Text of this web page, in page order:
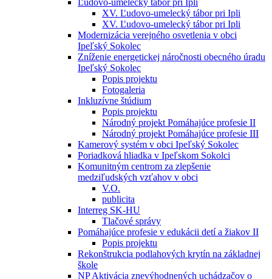
Ľudovo-umelecký tábor pri Ipli
XV. Ľudovo-umelecký tábor pri Ipli
XV. Ľudovo-umelecký tábor pri Ipli
Modernizácia verejného osvetlenia v obci
Ipeľský Sokolec
Zníženie energetickej náročnosti obecného úradu
Ipeľský Sokolec
Popis projektu
Fotogaleria
Inkluzívne štúdium
Popis projektu
Národný projekt Pomáhajúce profesie II
Národný projekt Pomáhajúce profesie III
Kamerový systém v obci Ipeľský Sokolec
Poriadková hliadka v Ipeľskom Sokolci
Komunitným centrom za zlepšenie
medziľudských vzťahov v obci
V.O.
publicita
Interreg SK-HU
Tlačové správy
Pomáhajúce profesie v edukácii detí a žiakov II
Popis projektu
Rekonštrukcia podlahových krytín na základnej
škole
NP Aktivácia znevýhodnených uchádzačov o